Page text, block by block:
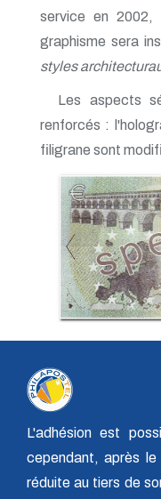
service en 2002,
graphisme sera
styles
Les aspects
renforcés :
filigrane sont
L'adhésion est
cependant, après
réduite au tiers de